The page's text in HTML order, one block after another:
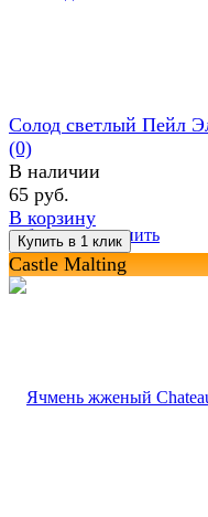
избранное сравнить
Солод светлый Пейл
(0)
В наличии
65 руб.
В корзину
Castle Malting